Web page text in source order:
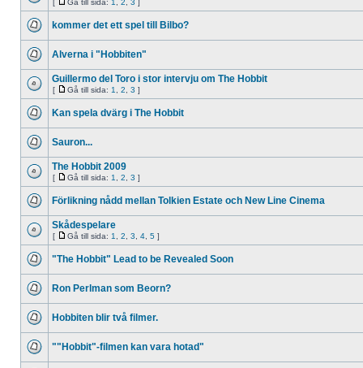
[ Gå till sida: 1 2 3 ]
kommer det ett spel till Bilbo?
Alverna i "Hobbiten"
Guillermo del Toro i stor intervju om The Hobbit
[ Gå till sida: 1 2 3 ]
Kan spela dvärg i The Hobbit
Sauron...
The Hobbit 2009
[ Gå till sida: 1 2 3 ]
Förlikning nådd mellan Tolkien Estate och New Line Cinema
Skådespelare
[ Gå till sida: 1 2 3 4 5 ]
"The Hobbit" Lead to be Revealed Soon
Ron Perlman som Beorn?
Hobbiten blir två filmer.
""Hobbit"-filmen kan vara hotad"